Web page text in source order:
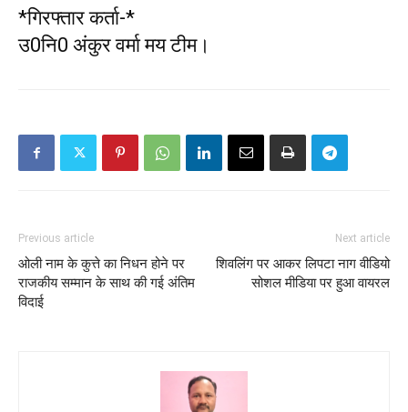
*गिरफ्तार कर्ता-*
उ0नि0 अंकुर वर्मा मय टीम।
Previous article
ओली नाम के कुत्ते का निधन होने पर
राजकीय सम्मान के साथ की गई अंतिम
विदाई
Next article
शिवलिंग पर आकर लिपटा नाग वीडियो
सोशल मीडिया पर हुआ वायरल